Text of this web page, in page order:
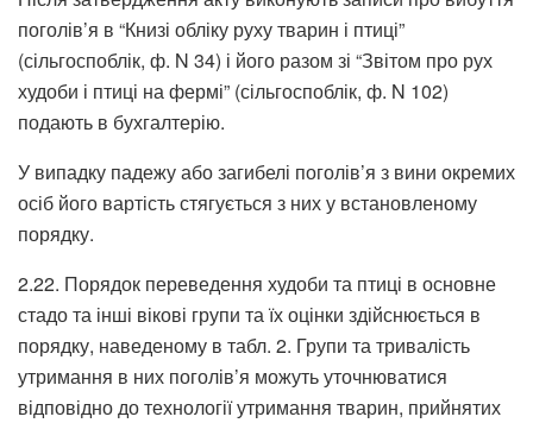
поголів’я в “Книзі обліку руху тварин і птиці”
(сільгоспоблік, ф. N 34) і його разом зі “Звітом про рух
худоби і птиці на фермі” (сільгоспоблік, ф. N 102)
подають в бухгалтерію.
У випадку падежу або загибелі поголів’я з вини окремих
осіб його вартість стягується з них у встановленому
порядку.
2.22. Порядок переведення худоби та птиці в основне
стадо та інші вікові групи та їх оцінки здійснюється в
порядку, наведеному в табл. 2. Групи та тривалість
утримання в них поголів’я можуть уточнюватися
відповідно до технології утримання тварин, прийнятих